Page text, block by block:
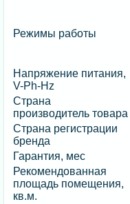
Режимы работы
Напряжение питания,
V-Ph-Hz
Страна
производитель товара
Страна регистрации
бренда
Гарантия, мес
Рекомендованная
площадь помещения,
кв.м.